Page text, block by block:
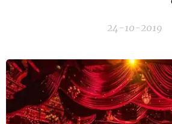
24-10-2019